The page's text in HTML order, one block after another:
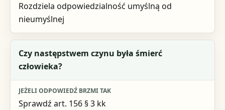
Rozdziela odpowiedzialność umyślną od
nieumyślnej
Czy następstwem czynu była śmierć
człowieka?
Sprawdź art. 156 § 3 kk